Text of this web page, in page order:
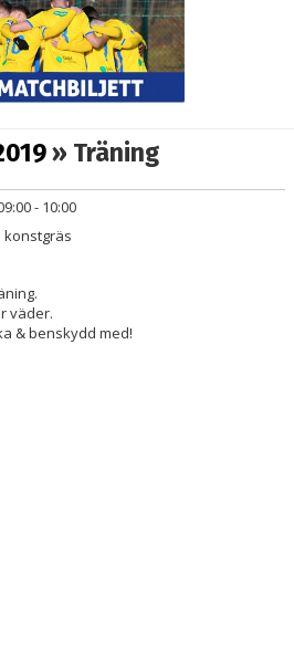
» Träning
- 10:00
konstgräs
väder.
& benskydd med!